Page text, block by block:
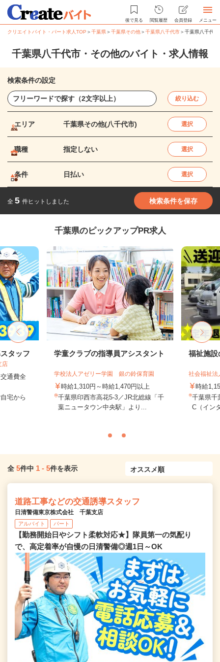
後で見る 閲覧履歴 会員登録 メニュー
クリエイトバイト・パート求人TOP ＞千葉県＞千葉県その他＞千葉県八千代市＞千葉県八千代
千葉県八千代市・その他のバイト・求人情報
検索条件の設定
絞り込む
エリア 千葉県その他(八千代市) 選択
職種 指定しない 選択
条件 日払い 選択
全 5 件ヒットしました 検索条件を保存
千葉県のピックアップPR求人
タッフ
店
通費全
宅から
学童クラブの指導員アシスタント
学校法人アゼリー学園 銀の鈴保育園
時給1,310円～時給1,470円以上
千葉県印西市高花5-3／JR北総線「千
葉ニュータウン中央駅」より...
福祉施設
社会福祉
時給
千葉県
C（イン
全 5件中 1 - 5件を表示
道路工事などの交通誘導スタッフ
日清警備東京株式会社 千葉支店
アルバイト パート
【勤務開始日やシフト柔軟対応★】隊員第一の気配り
で、高定着率が自慢の日清警備◎週1日～OK